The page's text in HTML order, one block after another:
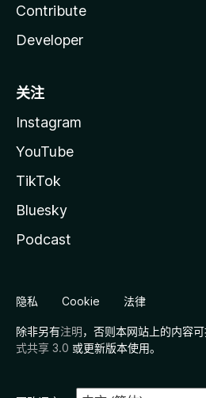
Contribute
Developer
关注
Instagram
YouTube
TikTok
Bluesky
Podcast
隐私 Cookie 法律
除非另有注明，否则本网站上的内容
式共享 3.0 或更新版本使用。